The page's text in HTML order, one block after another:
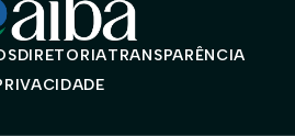
DIRETORIATRANSPARÊNCIA